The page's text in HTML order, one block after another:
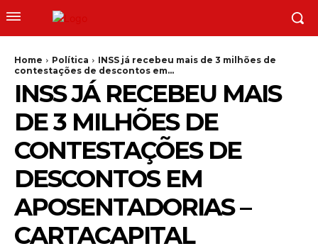
Home Política
INSS já recebeu mais de 3 milhões de
contestações de descontos em...
INSS JÁ RECEBEU MAIS
DE 3 MILHÕES DE
CONTESTAÇÕES DE
DESCONTOS EM
APOSENTADORIAS –
CARTACAPITAL